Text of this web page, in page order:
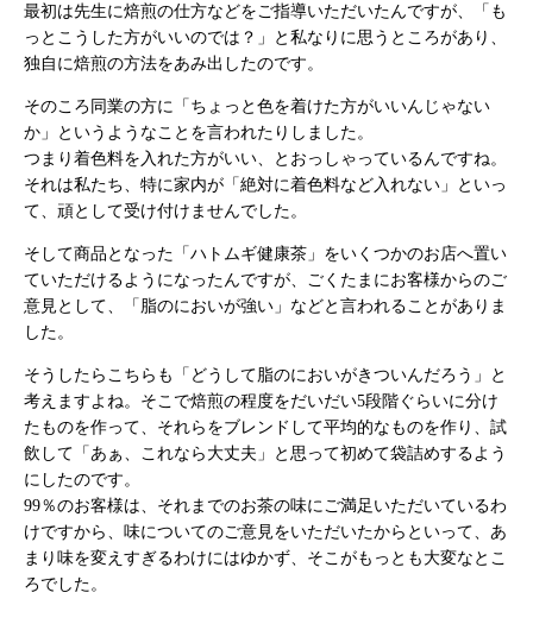
最初は先生に焙煎の仕方などをご指導いただいたんですが、「も
っとこうした方がいいのでは？」と私なりに思うところがあり、
独自に焙煎の方法をあみ出したのです。
そのころ同業の方に「ちょっと色を着けた方がいいんじゃない
か」というようなことを言われたりしました。
つまり着色料を入れた方がいい、とおっしゃっているんですね。
それは私たち、特に家内が「絶対に着色料など入れない」といっ
て、頑として受け付けませんでした。
そして商品となった「ハトムギ健康茶」をいくつかのお店へ置い
ていただけるようになったんですが、ごくたまにお客様からのご
意見として、「脂のにおいが強い」などと言われることがありま
した。
そうしたらこちらも「どうして脂のにおいがきついんだろう」と
考えますよね。そこで焙煎の程度をだいだい5段階ぐらいに分け
たものを作って、それらをブレンドして平均的なものを作り、試
飲して「あぁ、これなら大丈夫」と思って初めて袋詰めするよう
にしたのです。
99％のお客様は、それまでのお茶の味にご満足いただいているわ
けですから、味についてのご意見をいただいたからといって、あ
まり味を変えすぎるわけにはゆかず、そこがもっとも大変なとこ
ろでした。